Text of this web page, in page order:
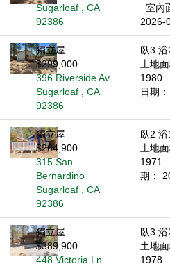
Sugarloaf , CA
92386
室內
2026-
獨立屋
$299,000
396 Riverside Av
Sugarloaf , CA
92386
臥3 浴
土地
1980
日期
獨立屋
$264,900
315 San
Bernardino
Sugarloaf , CA
92386
臥2 浴
土地
1971
期：
獨立屋
$389,900
448 Victoria Ln
臥3 浴
土地
1978